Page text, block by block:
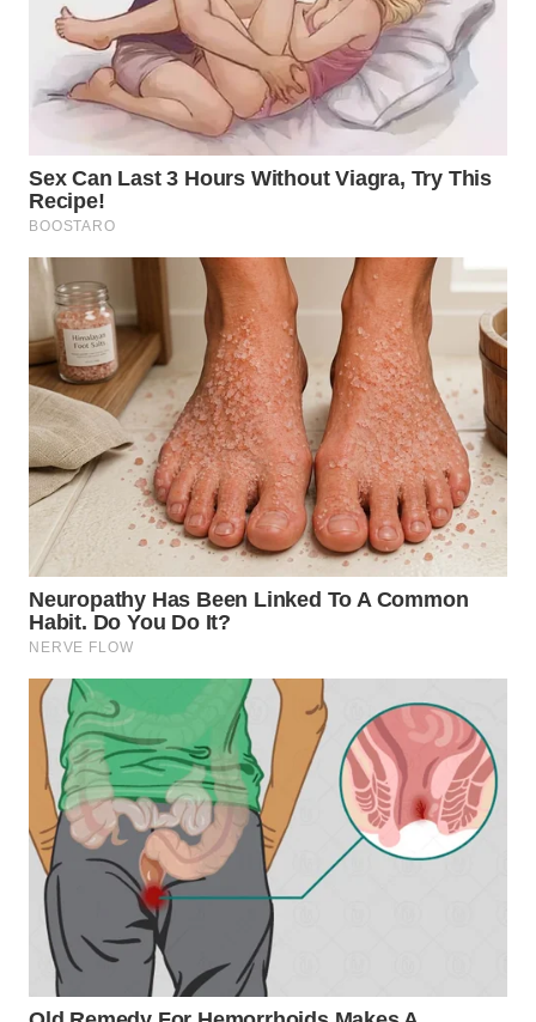
WN
TEBING
TINGGI
PAKPAK
WN
WN
BEKASI
WN
BOGOR
WN
DEPOK
TAPANULI
UTARA
WN
SAMOSIR
WN
PADANG
LAWAS
SUMEDANG
WN
CIANJUR